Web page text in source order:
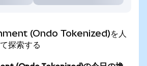
(Ondo Tokenized)を人
探索する